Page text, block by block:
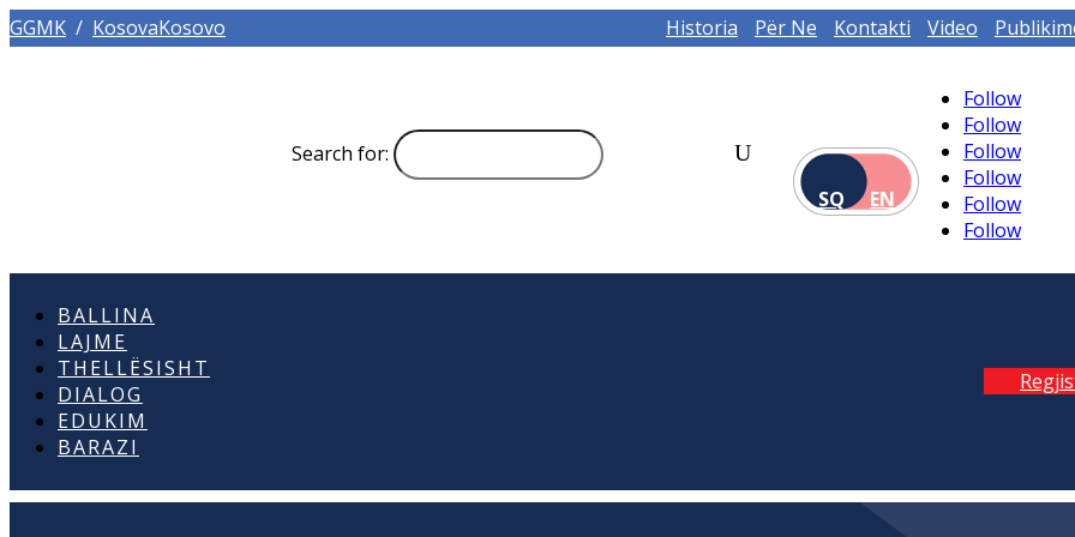
GGMK / KosovaKosovo Historia Për Ne Kontakti Video
Search for:
SQ
EN
Follow
Follow
Follow
Follow
Follow
Follow
BALLINA
LAJME
THELLËSISHT
DIALOG
EDUKIM
BARAZI